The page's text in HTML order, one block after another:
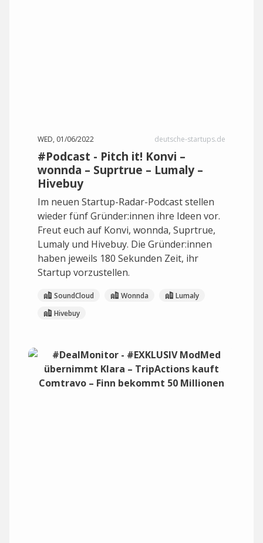
WED, 01/06/2022 deutsche-startups.de
#Podcast - Pitch it! Konvi –
wonnda – Suprtrue – Lumaly –
Hivebuy
Im neuen Startup-Radar-Podcast stellen
wieder fünf Gründer:innen ihre Ideen vor.
Freut euch auf Konvi, wonnda, Suprtrue,
Lumaly und Hivebuy. Die Gründer:innen
haben jeweils 180 Sekunden Zeit, ihr
Startup vorzustellen.
SoundCloud Wonnda
Lumaly
Hivebuy